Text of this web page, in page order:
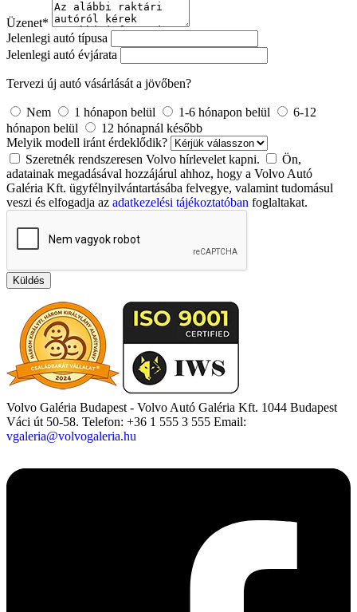
Üzenet*
Jelenlegi autó típusa
Jelenlegi autó évjárata
Tervezi új autó vásárlását a jövőben?
Nem 1 hónapon belül 1-6 hónapon belül
6-12
hónapon belül
12 hónapnál később
Melyik modell iránt érdeklődik?
Szeretnék rendszeresen Volvo hírlevelet kapni.
Ön,
adatainak megadásával hozzájárul ahhoz, hogy a Volvo Autó
Galéria Kft. ügyfélnyilvántartásába felvegye, valamint tudomásul
veszi és elfogadja az adatkezelési tájékoztatóban foglaltakat.
Küldés
Volvo Galéria Budapest - Volvo Autó Galéria Kft. 1044 Budapest
Váci út 50-58. Telefon: +36 1 555 3 555 Email:
vgaleria@volvogaleria.hu